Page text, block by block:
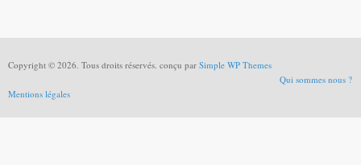
Copyright © 2026. Tous droits réservés. conçu par Simple WP Themes
Qui sommes nous ?
Mentions légales